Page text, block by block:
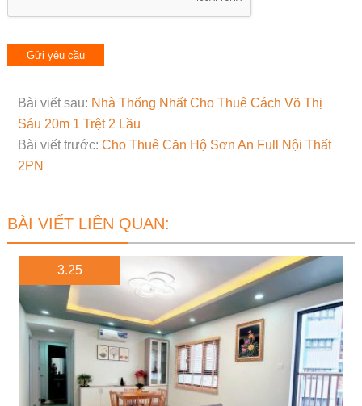
Bài viết sau: Nhà Thống Nhất Cho Thuê Cách Võ Thị
Sáu 20m 1 Trệt 2 Lầu
Bài viết trước: Cho Thuê Căn Hộ Sơn An Full Nội Thất
2PN
BÀI VIẾT LIÊN QUAN:
3.25